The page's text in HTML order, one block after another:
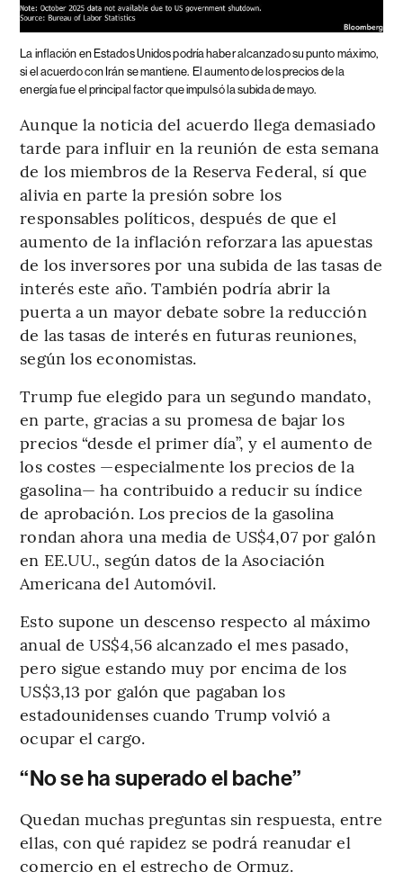
La inflación en Estados Unidos podría haber alcanzado su punto máximo,
si el acuerdo con Irán se mantiene. El aumento de los precios de la
energía fue el principal factor que impulsó la subida de mayo.
Aunque la noticia del acuerdo llega demasiado
tarde para influir en la reunión de esta semana
de los miembros de la Reserva Federal, sí que
alivia en parte la presión sobre los
responsables políticos, después de que el
aumento de la inflación reforzara las apuestas
de los inversores por una subida de las tasas de
interés este año. También podría abrir la
puerta a un mayor debate sobre la reducción
de las tasas de interés en futuras reuniones,
según los economistas.
Trump fue elegido para un segundo mandato,
en parte, gracias a su promesa de bajar los
precios “desde el primer día”, y el aumento de
los costes —especialmente los precios de la
gasolina— ha contribuido a reducir su índice
de aprobación. Los precios de la gasolina
rondan ahora una media de US$4,07 por galón
en EE.UU., según datos de la Asociación
Americana del Automóvil.
Esto supone un descenso respecto al máximo
anual de US$4,56 alcanzado el mes pasado,
pero sigue estando muy por encima de los
US$3,13 por galón que pagaban los
estadounidenses cuando Trump volvió a
ocupar el cargo.
“No se ha superado el bache”
Quedan muchas preguntas sin respuesta, entre
ellas, con qué rapidez se podrá reanudar el
comercio en el estrecho de Ormuz.